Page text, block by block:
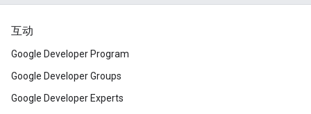
互动
Google Developer Program
Google Developer Groups
Google Developer Experts